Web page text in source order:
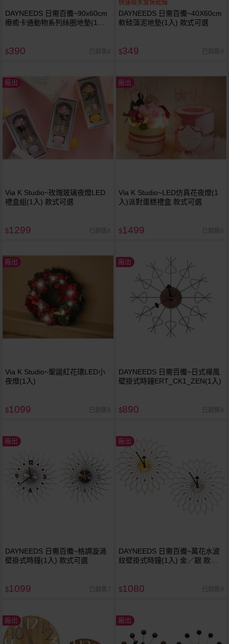
DAYNEEDS 日需百備~90x60cm
療癒卡通動物系列絲圈地墊(1入)
$390 已銷售8
快速吸水常保乾燥
DAYNEEDS 日需百備~40X60cm
軟硅藻泥地墊(1入) 款式可選
$349 已銷售9
廠出
Via K Studio~玫瑰玻璃夜燈LED
禮盒組(1入) 款式可選
$1299 已銷售6
廠出
Via K Studio~LED仿真花夜燈(1
入)派對蛋糕禮盒 款式可選
$1499 已銷售6
廠出
Via K Studio~聖誕紅花環LED小
夜燈(1入)
$1099 已銷售8
廠出
DAYNEEDS 日需百備~日式禪風
壁掛式時鐘ERT_CK1_ZEN(1入)
$890 已銷售8
廠出
DAYNEEDS 日需百備~格調漩渦
壁掛式時鐘(1入) 款式可選
$1099 已銷售7
廠出
DAYNEEDS 日需百備~萬花水波
紋壁掛式時鐘(1入) 金／銀 款式
$1080 已銷售9
廠出 廠出